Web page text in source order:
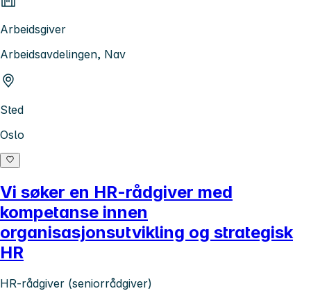
Arbeidsgiver
Arbeidsavdelingen, Nav
Sted
Oslo
Vi søker en HR-rådgiver med
kompetanse innen
organisasjonsutvikling og strategisk
HR
HR-rådgiver (seniorrådgiver)